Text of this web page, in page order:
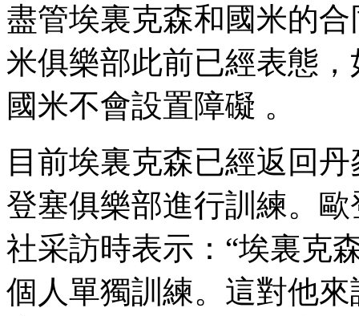
盡管埃裏克森和國米的合同
米俱樂部此前已經表態
國米不會設置障礙 。
目前埃裏克森已經返回丹
登塞俱樂部進行訓練 
社采訪時表示：“埃裏克
個人單獨訓練。這對他